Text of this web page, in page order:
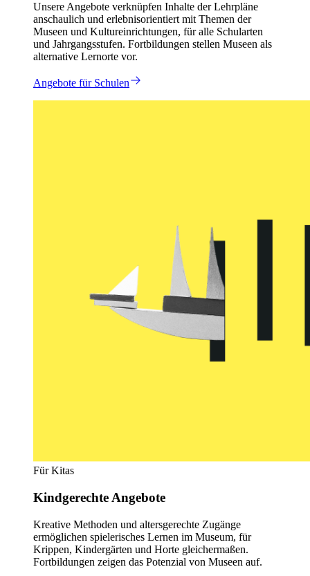
Unsere Angebote verknüpfen Inhalte der Lehrpläne
anschaulich und erlebnisorientiert mit Themen der
Museen und Kultureinrichtungen, für alle Schularten
und Jahrgangsstufen. Fortbildungen stellen Museen als
alternative Lernorte vor.
Angebote für Schulen
Für Kitas
Kindgerechte Angebote
Kreative Methoden und altersgerechte Zugänge
ermöglichen spielerisches Lernen im Museum, für
Krippen, Kindergärten und Horte gleichermaßen.
Fortbildungen zeigen das Potenzial von Museen auf.